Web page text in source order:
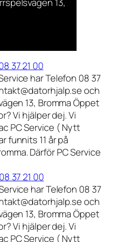
37 21 00
har Telefon 08 37
och
13, Bromma Öppet
Vi hjälper dej. Vi
PC Service ( Nytt
funnits 11 år på
Därför PC Service
37 21 00
har Telefon 08 37
och
13, Bromma Öppet
Vi hjälper dej. Vi
PC Service ( Nytt